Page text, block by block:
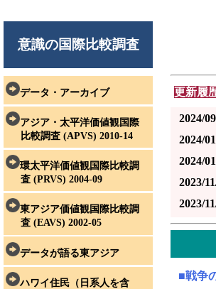
意識の国際比較調査
データ・アーカイブ
アジア・太平洋価値観国際
比較調査 (APVS) 2010-14
環太平洋価値観国際比較調
査 (PRVS) 2004-09
東アジア価値観国際比較調
査 (EAVS) 2002-05
データが語る東アジア
ハワイ住民（日系人を含
更新履
2024/
2024/
2024/
2023/
2023/
■戦争